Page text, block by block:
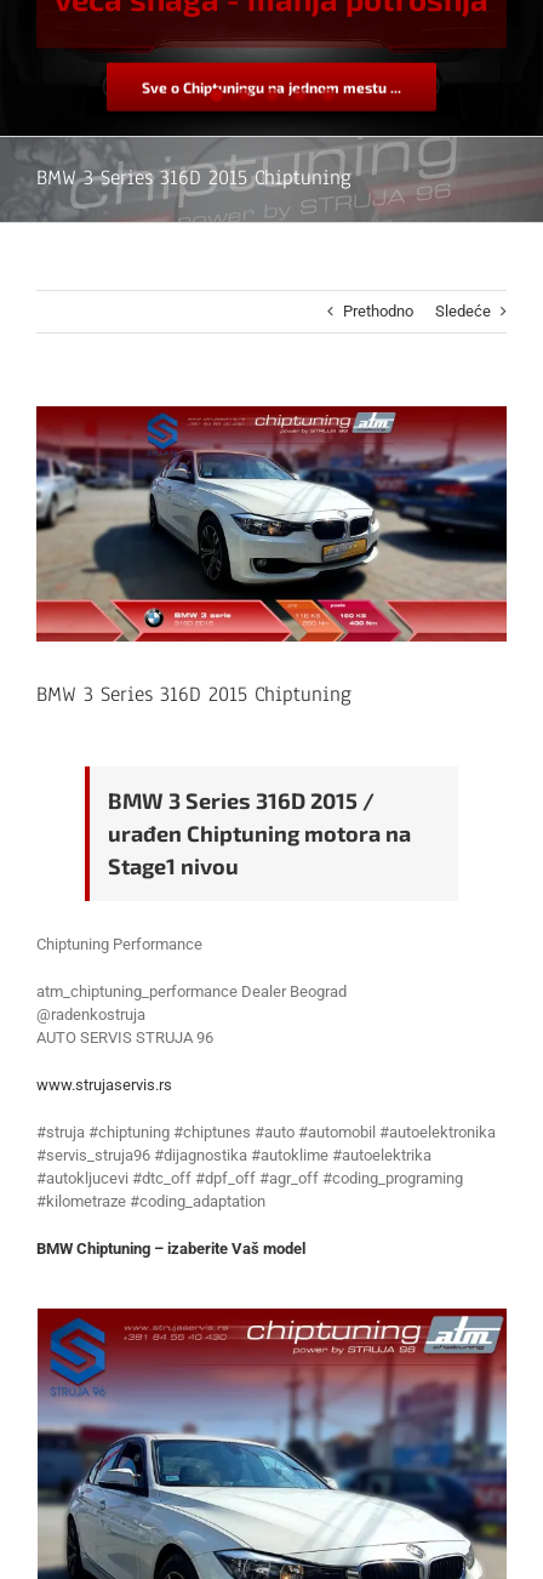
Sve o Chiptuningu na jednom mestu ...
BMW 3 Series 316D 2015 Chiptuning
Prethodno Sledeće
BMW 3 Series 316D 2015 Chiptuning
BMW 3 Series 316D 2015 /
urađen Chiptuning motora na
Stage1 nivou
Chiptuning Performance
atm_chiptuning_performance Dealer Beograd
@radenkostruja
AUTO SERVIS STRUJA 96
www.strujaservis.rs
#struja #chiptuning #chiptunes #auto #automobil #autoelektronika
#servis_struja96 #dijagnostika #autoklime #autoelektrika
#autokljucevi #dtc_off #dpf_off #agr_off #coding_programing
#kilometraze #coding_adaptation
BMW Chiptuning – izaberite Vaš model